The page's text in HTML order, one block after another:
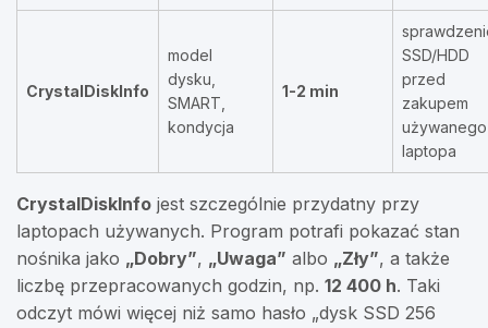
CrystalDiskInfo
model
dysku,
SMART,
kondycja
1-2 min
SSD/HDD
przed
zakupem
używanego
laptopa
CrystalDiskInfo jest szczególnie przydatny przy
laptopach używanych. Program potrafi pokazać stan
nośnika jako „Dobry”, „Uwaga” albo „Zły”, a także
liczbę przepracowanych godzin, np. 12 400 h. Taki
odczyt mówi więcej niż samo hasło „dysk SSD 256